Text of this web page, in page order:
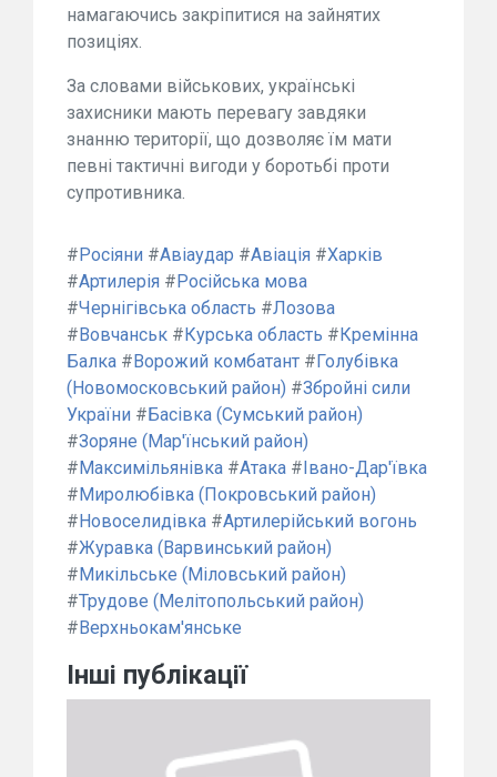
намагаючись закріпитися на зайнятих
позиціях.
За словами військових, українські
захисники мають перевагу завдяки
знанню території, що дозволяє їм мати
певні тактичні вигоди у боротьбі проти
супротивника.
#Росіяни #Авіаудар #Авіація #Харків
#Артилерія #Російська мова
#Чернігівська область #Лозова
#Вовчанськ #Курська область #Кремінна
Балка #Ворожий комбатант #Голубівка
(Новомосковський район) #Збройні сили
України #Басівка (Сумський район)
#Зоряне (Мар'їнський район)
#Максимільянівка #Атака #Івано-Дар'ївка
#Миролюбівка (Покровський район)
#Новоселидівка #Артилерійський вогонь
#Журавка (Варвинський район)
#Микільське (Міловський район)
#Трудове (Мелітопольський район)
#Верхньокам'янське
Інші публікації